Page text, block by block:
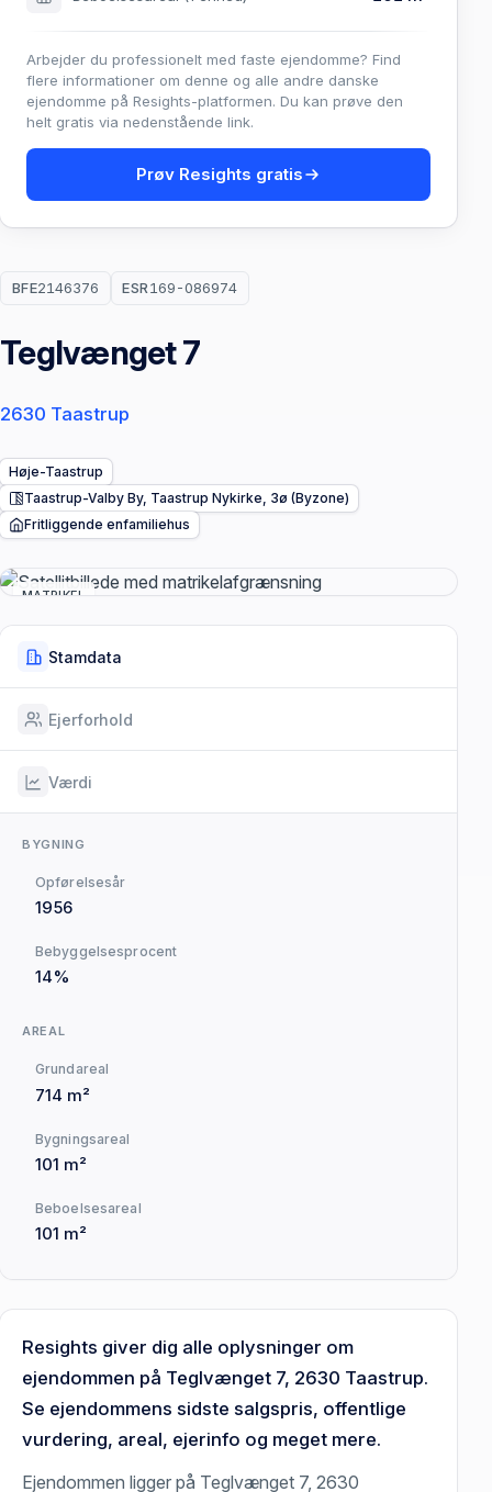
BFE2146376 ESR169-086974
Teglvænget 7
2630 Taastrup
Høje-Taastrup
Taastrup-Valby By, Taastrup Nykirke, 3ø (Byzone)
Fritliggende enfamiliehus
MATRIKEL
Stamdata
Ejerforhold
Værdi
BYGNING
Opførelsesår
1956
Bebyggelsesprocent
14%
AREAL
Grundareal
714 m²
Bygningsareal
101 m²
Beboelsesareal
101 m²
Resights giver dig alle oplysninger om
ejendommen på Teglvænget 7, 2630 Taastrup.
Se ejendommens sidste salgspris, offentlige
vurdering, areal, ejerinfo og meget mere.
Ejendommen ligger på Teglvænget 7, 2630
Arbejder du professionelt med faste ejendomme? Find
flere informationer om denne og alle andre danske
ejendomme på Resights-platformen. Du kan prøve den
helt gratis via nedenstående link.
Prøv Resights gratis